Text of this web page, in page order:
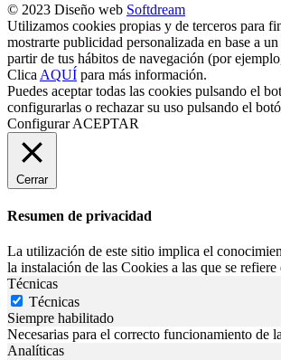
© 2023 Diseño web Softdream
Utilizamos cookies propias y de terceros para
mostrarte publicidad personalizada en base a
partir de tus hábitos de navegación (por
Clica AQUÍ para más información.
Puedes aceptar todas las cookies pulsando el
configurarlas o rechazar su uso pulsando el
Configurar ACEPTAR
Cerrar
Resumen de privacidad
La utilización de este sitio implica el
la instalación de las Cookies a las que se refiere
Técnicas
Técnicas
Siempre habilitado
Necesarias para el correcto funcionamiento de
Analíticas